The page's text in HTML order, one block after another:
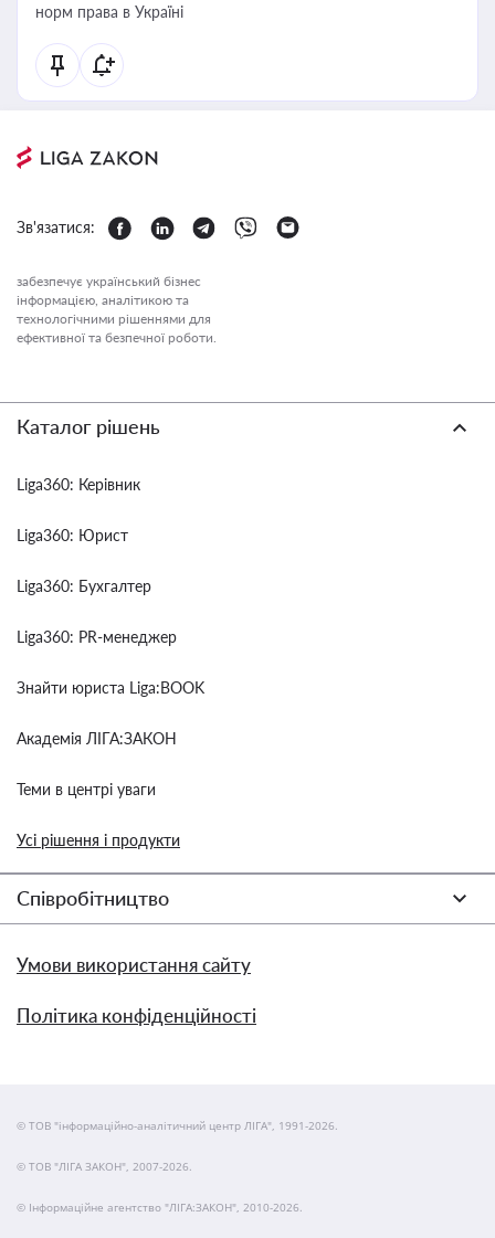
норм права в Україні
Зв'язатися:
забезпечує український бізнес
інформацією, аналітикою та
технологічними рішеннями для
ефективної та безпечної роботи.
Каталог рішень
Liga360: Керівник
Liga360: Юрист
Liga360: Бухгалтер
Liga360: PR-менеджер
Знайти юриста Liga:BOOK
Академія ЛІГА:ЗАКОН
Теми в центрі уваги
Усі рішення і продукти
Співробітництво
Умови використання сайту
Політика конфіденційності
© ТОВ "інформаційно-аналітичний центр ЛІГА", 1991-2026.
© ТОВ "ЛІГА ЗАКОН", 2007-2026.
© Інформаційне агентство "ЛІГА:ЗАКОН", 2010-2026.